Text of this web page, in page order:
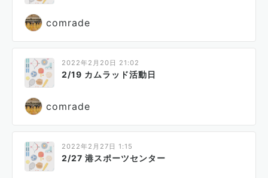
comrade
2022年2月20日 21:02
2/19 カムラッド活動日
comrade
2022年2月27日 1:15
2/27 港スポーツセンター